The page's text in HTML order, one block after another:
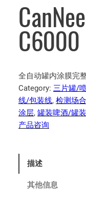
C6000
全自动罐内涂膜完
Category: 三片罐/
线/包装线, 检测场合
涂层, 罐装啤酒/罐
产品咨询
描述
其他信息